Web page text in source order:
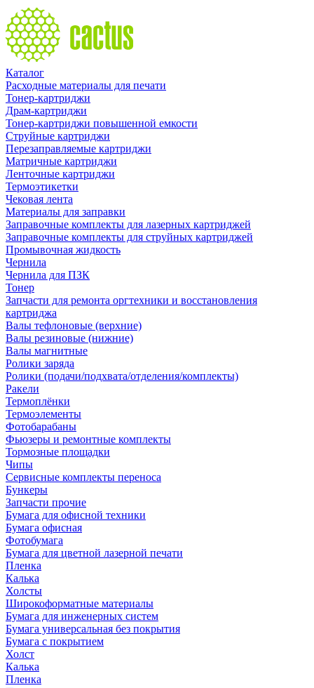
Каталог
Расходные материалы для печати
Тонер-картриджи
Драм-картриджи
Тонер-картриджи повышенной емкости
Струйные картриджи
Перезаправляемые картриджи
Матричные картриджи
Ленточные картриджи
Термоэтикетки
Чековая лента
Материалы для заправки
Заправочные комплекты для лазерных картриджей
Заправочные комплекты для струйных картриджей
Промывочная жидкость
Чернила
Чернила для ПЗК
Тонер
Запчасти для ремонта оргтехники и восстановления
картриджа
Валы тефлоновые (верхние)
Валы резиновые (нижние)
Валы магнитные
Ролики заряда
Ролики (подачи/подхвата/отделения/комплекты)
Ракели
Термоплёнки
Термоэлементы
Фотобарабаны
Фьюзеры и ремонтные комплекты
Тормозные площадки
Чипы
Сервисные комплекты переноса
Бункеры
Запчасти прочие
Бумага для офисной техники
Бумага офисная
Фотобумага
Бумага для цветной лазерной печати
Пленка
Калька
Холсты
Широкоформатные материалы
Бумага для инженерных систем
Бумага универсальная без покрытия
Бумага с покрытием
Холст
Калька
Пленка